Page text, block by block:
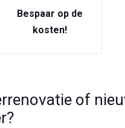
Bespaar op de
kosten!
of